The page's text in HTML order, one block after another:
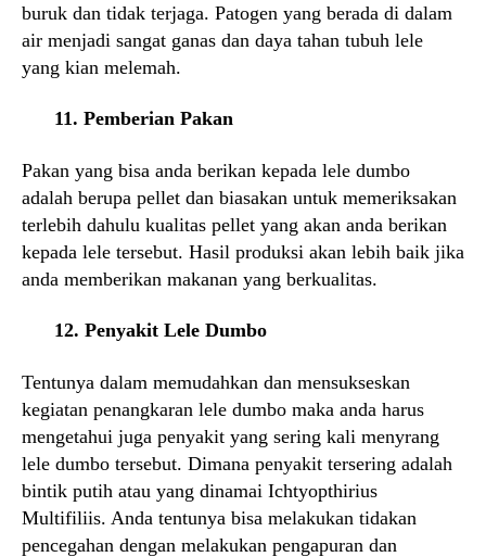
buruk dan tidak terjaga. Patogen yang berada di dalam
air menjadi sangat ganas dan daya tahan tubuh lele
yang kian melemah.
11. Pemberian Pakan
Pakan yang bisa anda berikan kepada lele dumbo
adalah berupa pellet dan biasakan untuk memeriksakan
terlebih dahulu kualitas pellet yang akan anda berikan
kepada lele tersebut. Hasil produksi akan lebih baik jika
anda memberikan makanan yang berkualitas.
12. Penyakit Lele Dumbo
Tentunya dalam memudahkan dan mensukseskan
kegiatan penangkaran lele dumbo maka anda harus
mengetahui juga penyakit yang sering kali menyrang
lele dumbo tersebut. Dimana penyakit tersering adalah
bintik putih atau yang dinamai Ichtyopthirius
Multifiliis. Anda tentunya bisa melakukan tidakan
pencegahan dengan melakukan pengapuran dan